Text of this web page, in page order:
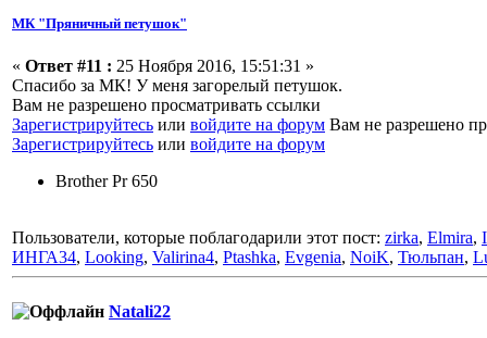
МК "Пряничный петушок"
« Ответ #11 : 25 Ноября 2016, 15:51:31 »
Спасибо за МК! У меня загорелый петушок.
Вам не разрешено просматривать ссылки
Зарегистрируйтесь или войдите на форум Вам не разрешено
Зарегистрируйтесь или войдите на форум
Brother Pr 650
Пользователи, которые поблагодарили этот пост: zirka, Elmira,
ИНГА34, Looking, Valirina4, Ptashka, Evgenia, NoiK, Тюльпан,
Natali22